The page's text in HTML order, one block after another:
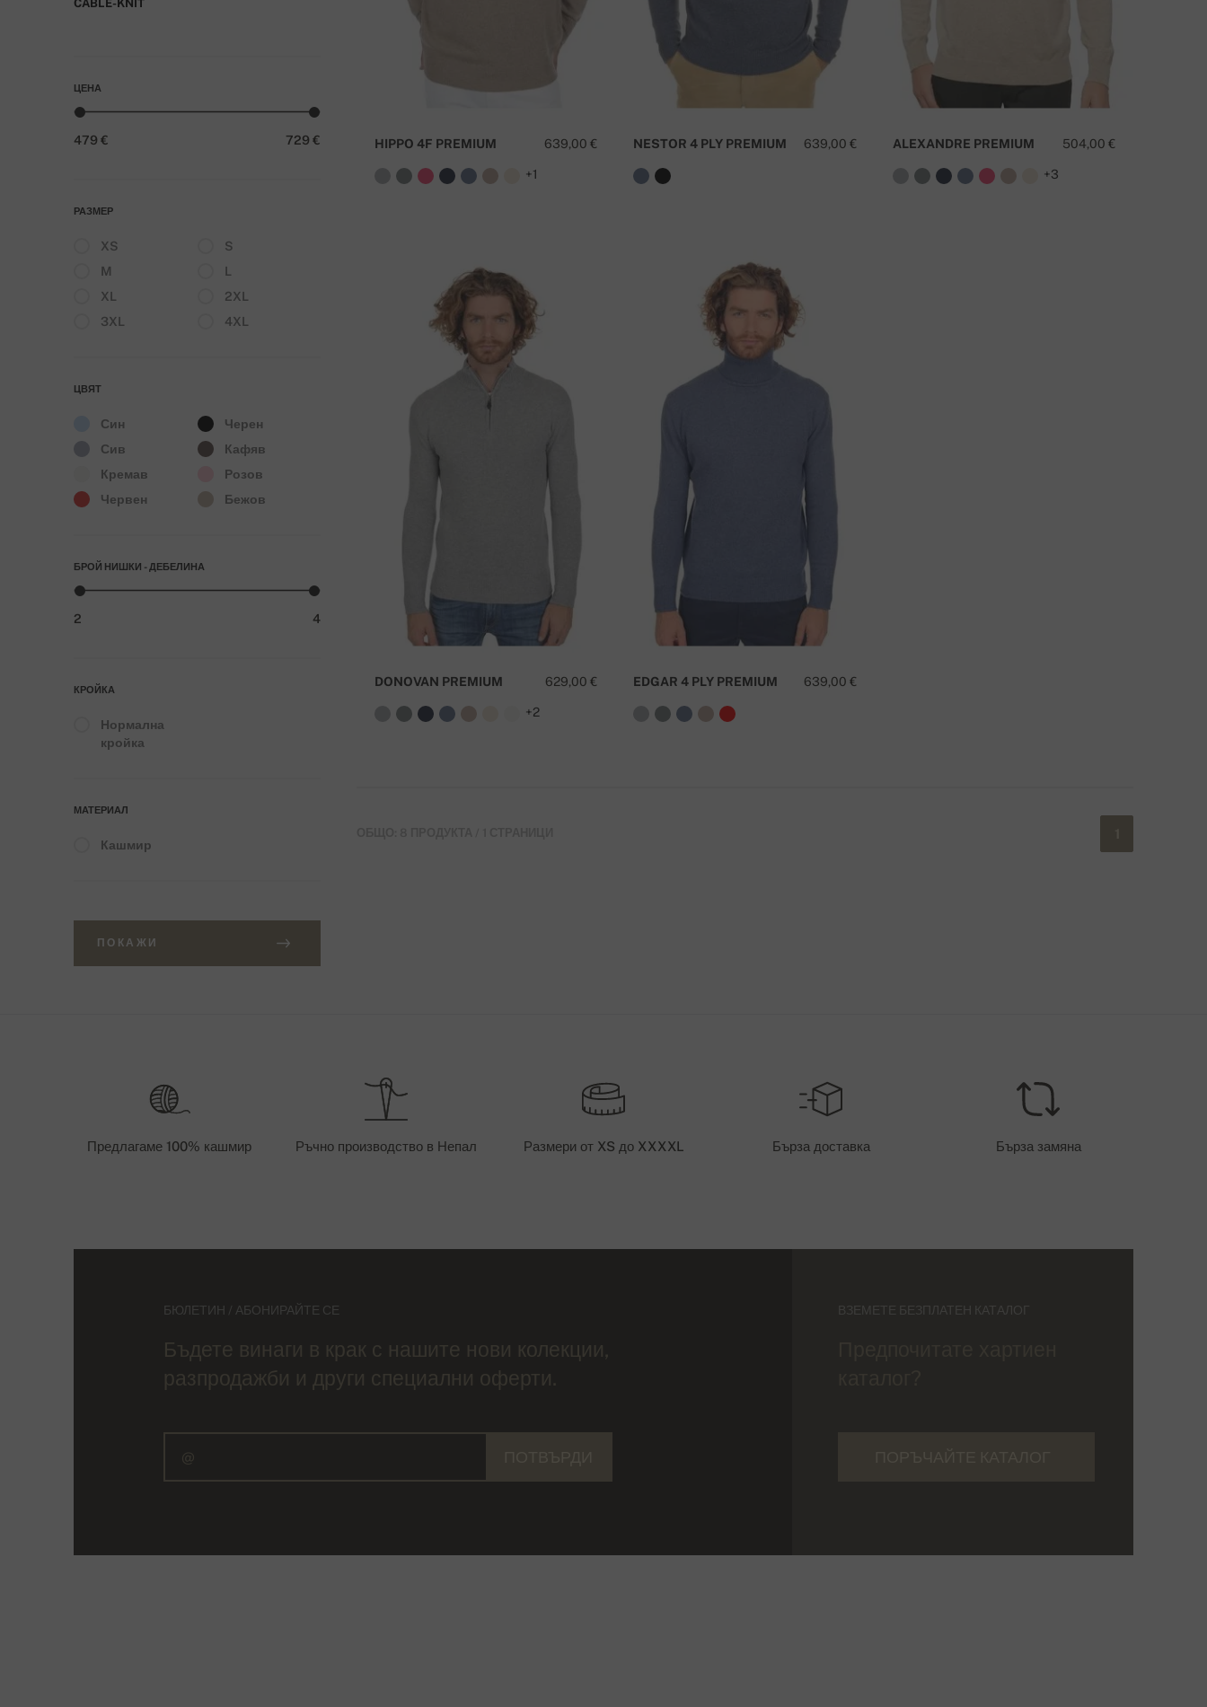
CABLE-KNIT
ЦЕНА
479 € 729 €
РАЗМЕР
XS
S
M
L
XL
2XL
3XL
4XL
ЦВЯТ
Син
Черен
Сив
Кафяв
Кремав
Розов
Червен
Бежов
БРОЙ НИШКИ - ДЕБЕЛИНА
2 4
КРОЙКА
Нормална
кройка
МАТЕРИАЛ
Кашмир
ПОКАЖИ
639,00 €
HIPPO 4F PREMIUM
+1
639,00 €
NESTOR 4 PLY PREMIUM 504,00 €
ALEXANDRE PREMIUM
+3
629,00 €
DONOVAN PREMIUM
+2
639,00 €
EDGAR 4 PLY PREMIUM
Предлагаме 100% кашмир Ръчно производство в Непал Размери от XS до XXXXL Бърза доставка Бърза замяна
БЮЛЕТИН / АБОНИРАЙТЕ СЕ
Бъдете винаги в крак с нашите нови колекции,
разпродажби и други специални оферти.
ВЗЕМЕТЕ БЕЗПЛАТЕН КАТАЛОГ